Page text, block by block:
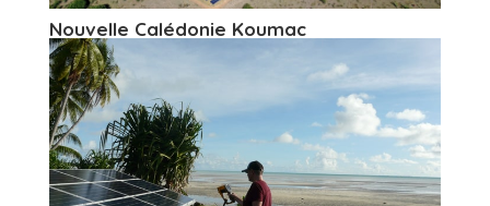
Nouvelle Calédonie Koumac